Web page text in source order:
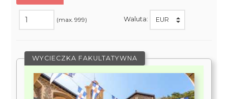
(max. 999) Waluta:
WYCIECZKA FAKULTATYWNA